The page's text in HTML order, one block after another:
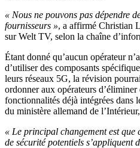
« Nous ne pouvons pas dépendre
fournisseurs », a affirmé Christian
sur Welt TV, selon la chaîne
Étant donné qu’aucun opérateur
d’utiliser des composants
leurs réseaux 5G, la révision
ordonner aux opérateurs d’éliminer
fonctionnalités déjà intégrées dans
du ministère allemand de
« Le principal changement est que
de sécurité potentiels s’appliquent